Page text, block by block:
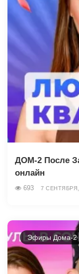
ДОМ-2 После
онлайн
693 7 СЕНТЯБРЯ,
Эфиры Дома-2